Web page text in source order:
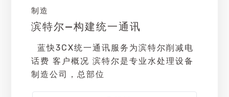
制造
滨特尔—构建统一通讯
蓝快3CX统一通讯服务为滨特尔削减电
话费 客户概况 滨特尔是专业水处理设备
制造公司，总部位